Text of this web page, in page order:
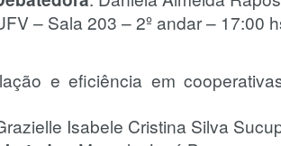
– Sala 203 – 2º andar – 17:00
e eficiência em
Isabele Cristina Silva